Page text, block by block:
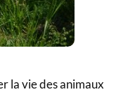
la vie des animaux